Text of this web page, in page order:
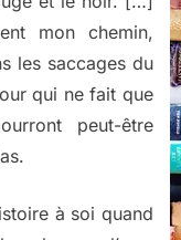
mon chemin,
les saccages du
qui ne fait que
peut-être
à soi quand